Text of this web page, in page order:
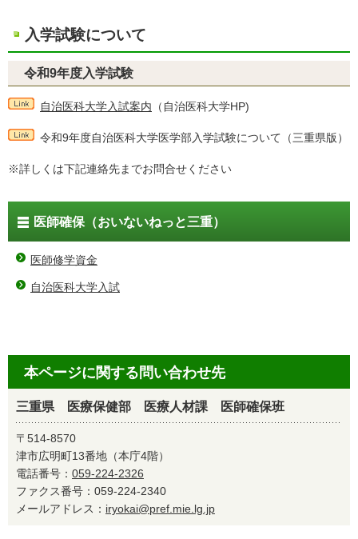
入学試験について
令和9年度入学試験
自治医科大学入試案内 （自治医科大学HP)
令和9年度自治医科大学医学部入学試験について（三重県版）
※詳しくは下記連絡先までお問合せください
医師確保（おいないねっと三重）
医師修学資金
自治医科大学入試
本ページに関する問い合わせ先
三重県 医療保健部 医療人材課 医師確保班
〒514-8570
津市広明町13番地（本庁4階）
電話番号： 059-224-2326
ファクス番号：059-224-2340
メールアドレス： iryokai@pref.mie.lg.jp